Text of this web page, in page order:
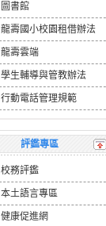
圖書館
龍壽國小校園租借辦法
龍壽雲端
學生輔導與管教辦法
行動電話管理規範
評鑑專區
校務評鑑
本土語言專區
健康促進網